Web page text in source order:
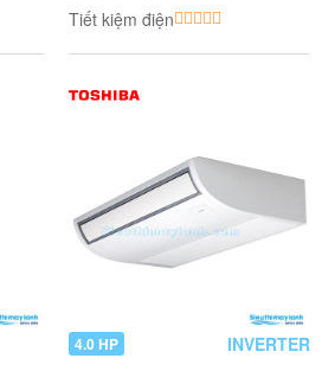
Tiết kiệm điện
4.0 HP INVERTER